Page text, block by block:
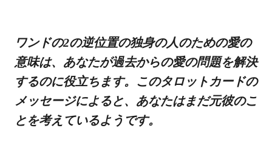
ワンドの2の逆位置の独身の人のための愛の
意味は、あなたが過去からの愛の問題を解決
するのに役立ちます。このタロットカードの
メッセージによると、あなたはまだ元彼のこ
とを考えているようです。